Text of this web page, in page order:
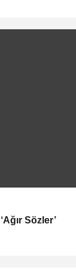
Sözler’